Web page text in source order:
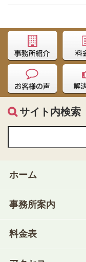
サイト内検索
ホーム
事務所案内
料金表